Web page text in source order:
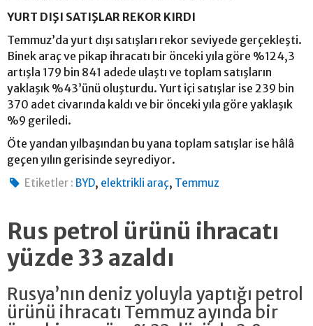
YURT DIŞI SATIŞLAR REKOR KIRDI
Temmuz’da yurt dışı satışları rekor seviyede gerçekleşti.
Binek araç ve pikap ihracatı bir önceki yıla göre %124,3
artışla 179 bin 841 adede ulaştı ve toplam satışların
yaklaşık %43’ünü oluşturdu. Yurt içi satışlar ise 239 bin
370 adet civarında kaldı ve bir önceki yıla göre yaklaşık
%9 geriledi.
Öte yandan yılbaşından bu yana toplam satışlar ise hâlâ
geçen yılın gerisinde seyrediyor.
Etiketler : BYD, elektrikli araç, Temmuz
Rus petrol ürünü ihracatı
yüzde 33 azaldı
Rusya’nın deniz yoluyla yaptığı petrol
ürünü ihracatı Temmuz ayında bir